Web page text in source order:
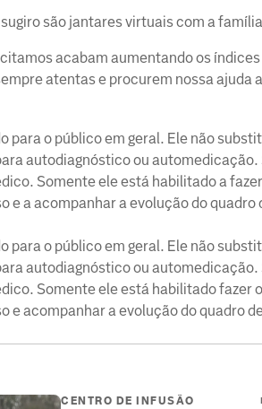
são jantares virtuais com a
acabam aumentando os índices
atentas e procurem nossa ajuda
o público em geral. Ele não
autodiagnóstico ou automedicação.
Somente ele está habilitado a
a acompanhar a evolução do quadro
o público em geral. Ele não
autodiagnóstico ou automedicação.
Somente ele está habilitado fazer o
acompanhar a evolução do quadro
CENTRO DE INFUSÃO